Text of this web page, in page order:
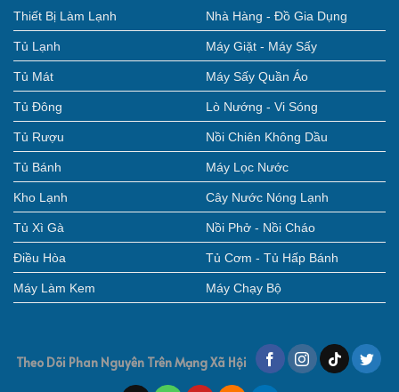
Thiết Bị Làm Lạnh Nhà Hàng - Đồ Gia Dụng
Tủ Lạnh Máy Giặt - Máy Sấy
Tủ Mát Máy Sấy Quần Áo
Tủ Đông Lò Nướng - Vi Sóng
Tủ Rượu Nồi Chiên Không Dầu
Tủ Bánh Máy Lọc Nước
Kho Lạnh Cây Nước Nóng Lạnh
Tủ Xì Gà Nồi Phở - Nồi Cháo
Điều Hòa Tủ Cơm - Tủ Hấp Bánh
Máy Làm Kem Máy Chạy Bộ
Theo Dõi Phan Nguyên Trên Mạng Xã Hội